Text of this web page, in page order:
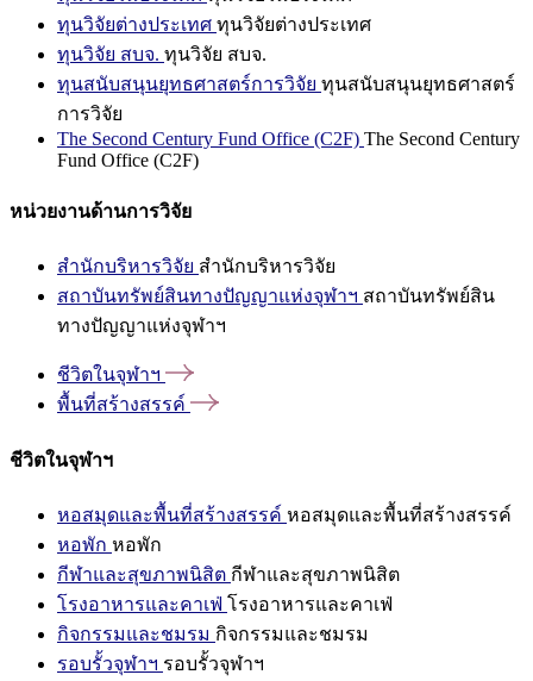
ทุนวิจัยต่างประเทศ ทุนวิจัยต่างประเทศ
ทุนวิจัย สบจ. ทุนวิจัย สบจ.
ทุนสนับสนุนยุทธศาสตร์การวิจัย ทุนสนับสนุนยุทธศาสตร์
การวิจัย
The Second Century Fund Office (C2F) The Second Century
Fund Office (C2F)
หน่วยงานด้านการวิจัย
สำนักบริหารวิจัย สำนักบริหารวิจัย
สถาบันทรัพย์สินทางปัญญาแห่งจุฬาฯ สถาบันทรัพย์สิน
ทางปัญญาแห่งจุฬาฯ
ชีวิตในจุฬาฯ
พื้นที่สร้างสรรค์
ชีวิตในจุฬาฯ
หอสมุดและพื้นที่สร้างสรรค์ หอสมุดและพื้นที่สร้างสรรค์
หอพัก หอพัก
กีฬาและสุขภาพนิสิต กีฬาและสุขภาพนิสิต
โรงอาหารและคาเฟ่ โรงอาหารและคาเฟ่
กิจกรรมและชมรม กิจกรรมและชมรม
รอบรั้วจุฬาฯ รอบรั้วจุฬาฯ